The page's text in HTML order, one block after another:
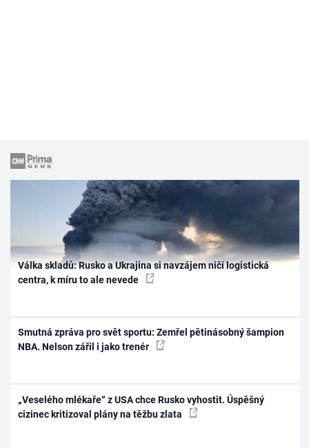
Válka skladů: Rusko a Ukrajina si navzájem ničí logistická
centra, k míru to ale nevede
Smutná zpráva pro svět sportu: Zemřel pětinásobný šampion
NBA. Nelson zářil i jako trenér
„Veselého mlékaře“ z USA chce Rusko vyhostit. Úspěšný
cizinec kritizoval plány na těžbu zlata